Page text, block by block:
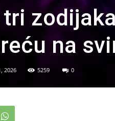
na
2026 5259 0